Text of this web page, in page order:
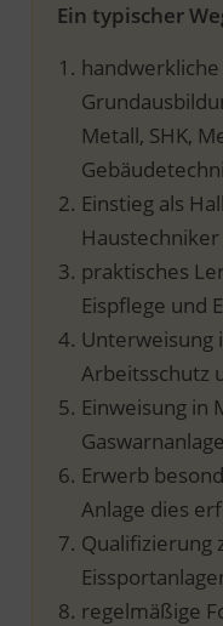
Ein typischer
Metall, SHK,
Einstieg als
praktisches
Eispflege und
Unterweisung
Arbeitsschutz
Einweisung in
Erwerb
Anlage dies
Qualifizierung
regelmäßige